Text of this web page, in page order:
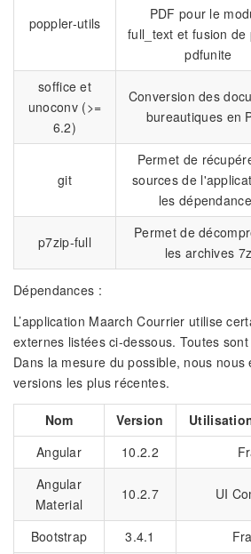
poppler-utils
PDF pour le
full_text et fusion de
pdfunite
soffice et
unoconv (>=
6.2)
Conversion des
bureautiques en
git
Permet de
sources de
les
p7zip-full
Permet de
les archives 7z
Dépendances :
L’application Maarch Courrier utilise
externes listées ci-dessous. Toutes
Dans la mesure du possible, nous
versions les plus récentes.
Nom Version
Angular
10.2.2
Angular
Material
10.2.7 UI
Bootstrap 3.4.1